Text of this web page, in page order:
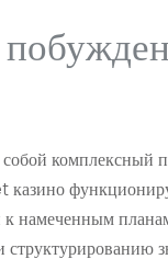
комплексный
казино
намеченным